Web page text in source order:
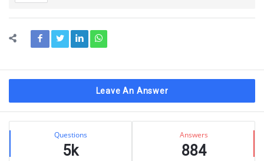
Leave An Answer
Sidebar
Stats Questions
5k
Answers
884